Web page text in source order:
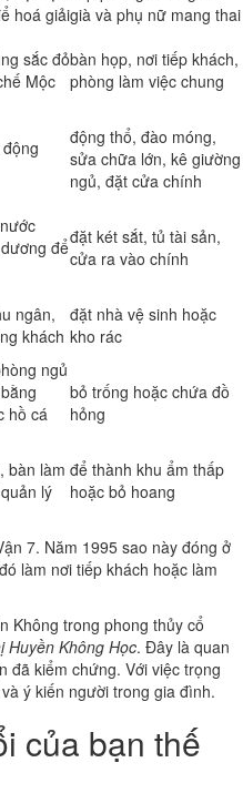
hoá giảigià và phụ nữ mang thai
sắc đỏ
Mộc
bàn họp, nơi tiếp khách,
phòng làm việc chung
động thổ, đào móng,
sửa chữa lớn, kê giường
ngủ, đặt cửa chính
đểđặt két sắt, tủ tài sản,
cửa ra vào chính
ngân,
khách
đặt nhà vệ sinh hoặc
kho rác
ngủ
hồ cá
bỏ trống hoặc chứa đồ
hỏng
bàn làm
lý
để thành khu ẩm thấp
hoặc bỏ hoang
7. Năm 1995 sao này đóng ở
làm nơi tiếp khách hoặc làm
Không trong phong thủy cổ
Huyền Không Học. Đây là quan
đã kiểm chứng. Với việc trọng
ý kiến người trong gia đình.
của bạn thế